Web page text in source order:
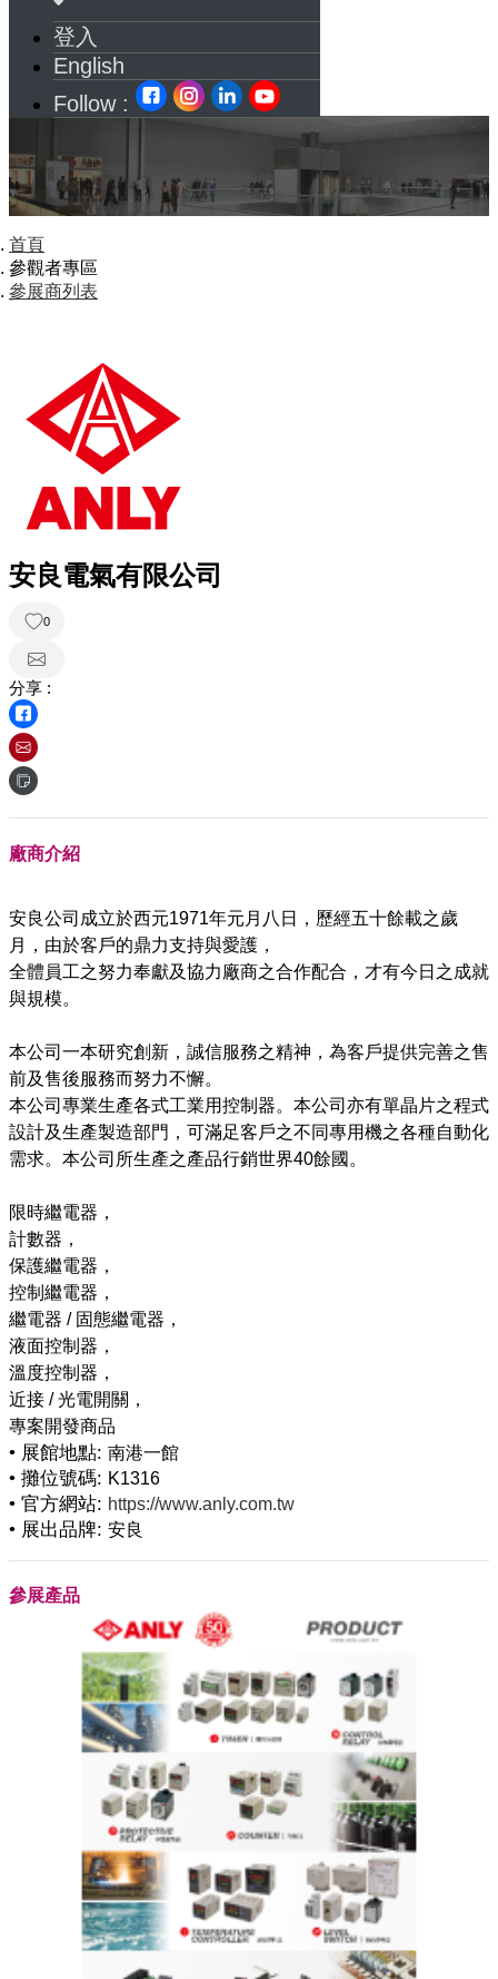
登入
English
Follow :
首頁
參觀者專區
參展商列表
安良電氣有限公司
0
分享 :
廠商介紹
安良公司成立於西元1971年元月八日，歷經五十餘載之歲
月，由於客戶的鼎力支持與愛護，
全體員工之努力奉獻及協力廠商之合作配合，才有今日之成就
與規模。
本公司一本研究創新，誠信服務之精神，為客戶提供完善之售
前及售後服務而努力不懈。
本公司專業生產各式工業用控制器。本公司亦有單晶片之程式
設計及生產製造部門，可滿足客戶之不同專用機之各種自動化
需求。本公司所生產之產品行銷世界40餘國。
限時繼電器，
計數器，
保護繼電器，
控制繼電器，
繼電器 / 固態繼電器，
液面控制器，
溫度控制器，
近接 / 光電開關，
• 展館地點: 南港一館
• 攤位號碼: K1316
• 官方網站: https://www.anly.com.tw
• 展出品牌: 安良
參展產品